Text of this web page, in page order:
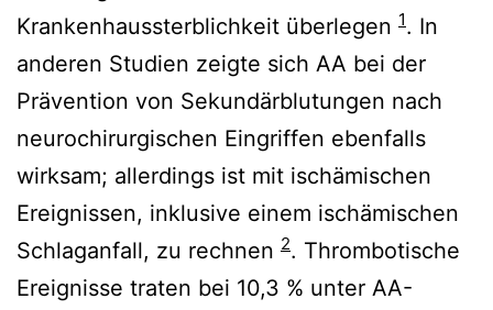
Krankenhaussterblichkeit überlegen 1. In
anderen Studien zeigte sich AA bei der
Prävention von Sekundärblutungen nach
neurochirurgischen Eingriffen ebenfalls
wirksam; allerdings ist mit ischämischen
Ereignissen, inklusive einem ischämischen
Schlaganfall, zu rechnen 2. Thrombotische
Ereignisse traten bei 10,3 % unter AA-